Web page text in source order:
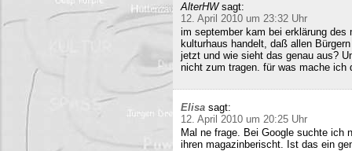
AlterHW sagt:
12. April 2010 um 23:32 Uhr
im september kam bei erklärung
kulturhaus handelt, daß allen
jetzt und wie sieht das genau aus?
nicht zum tragen. für was mache ich
Elisa sagt:
12. April 2010 um 20:25 Uhr
Mal ne frage. Bei Google suchte ich
ihren magazinberischt. Ist das ein